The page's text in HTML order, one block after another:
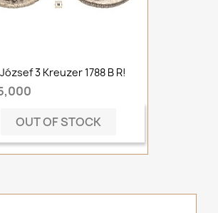
József 3 Kreuzer 1788 B R!
OUT OF STOCK